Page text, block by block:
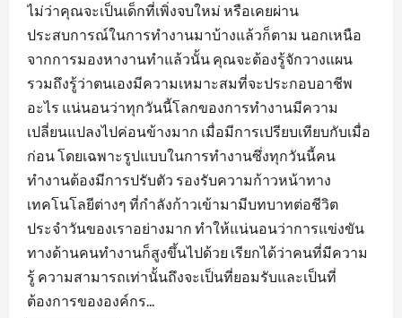
ไม่ว่าคุณจะเป็นเด็กที่เพิ่งจบใหม่ หรือเคยผ่าน
ประสบการณ์ในการทำงานมาบ้างแล้วก็ตาม นอกเหนือ
จากการมองหางานทำแล้วนั้น คุณจะต้องรู้จักวางแผน
รวมถึงรู้ว่าตนเองมีความเหมาะสมที่จะประกอบอาชีพ
อะไร แน่นอนว่าทุกวันนี้โลกของการทำงานมีความ
เปลี่ยนแปลงไปค่อนข้างมาก เมื่อมีการเปรียบเทียบกับเมื่อ
ก่อน โดยเฉพาะรูปแบบในการทำงานซึ่งทุกวันนี้คน
ทำงานต้องมีการปรับตัว รองรับความก้าวหน้าทาง
เทคโนโลยีต่างๆ ที่กำลังก้าวเข้ามามีบทบาทต่อชีวิต
ประจำวันของเราอย่างมาก ทำให้แน่นอนว่าการแข่งขัน
ทางด้านคนทำงานก็สูงขึ้นไปด้วย เรียกได้ว่าคนที่มีความ
รู้ ความสามารถเท่านั้นถึงจะเป็นที่ยอมรับและเป็นที่
ต้องการขององค์กร...